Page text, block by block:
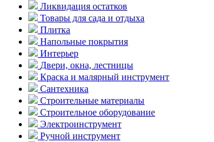
Ликвидация остатков
Товары для сада и отдыха
Плитка
Напольные покрытия
Интерьер
Двери, окна, лестницы
Краска и малярный инструмент
Сантехника
Строительные материалы
Строительное оборудование
Электроинструмент
Ручной инструмент